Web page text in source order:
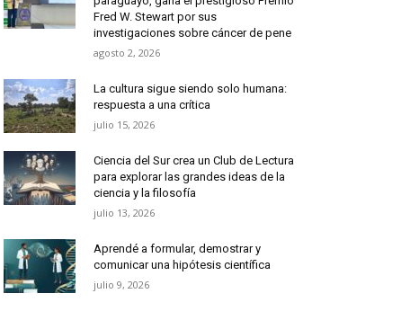
Fred W. Stewart por sus
investigaciones sobre cáncer de pene
agosto 2, 2026
La cultura sigue siendo solo humana:
respuesta a una crítica
julio 15, 2026
Ciencia del Sur crea un Club de Lectura
para explorar las grandes ideas de la
ciencia y la filosofía
julio 13, 2026
Aprendé a formular, demostrar y
comunicar una hipótesis científica
julio 9, 2026